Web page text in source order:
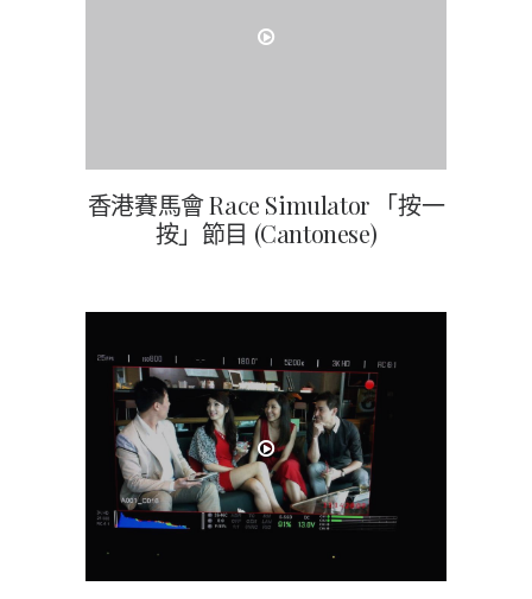
香港賽馬會 Race Simulator 「按一
按」節目 (Cantonese)